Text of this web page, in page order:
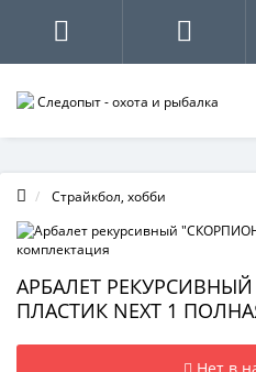
Страйкбол, хобби
АРБАЛЕТ
ПЛАСТИК NEXT 1